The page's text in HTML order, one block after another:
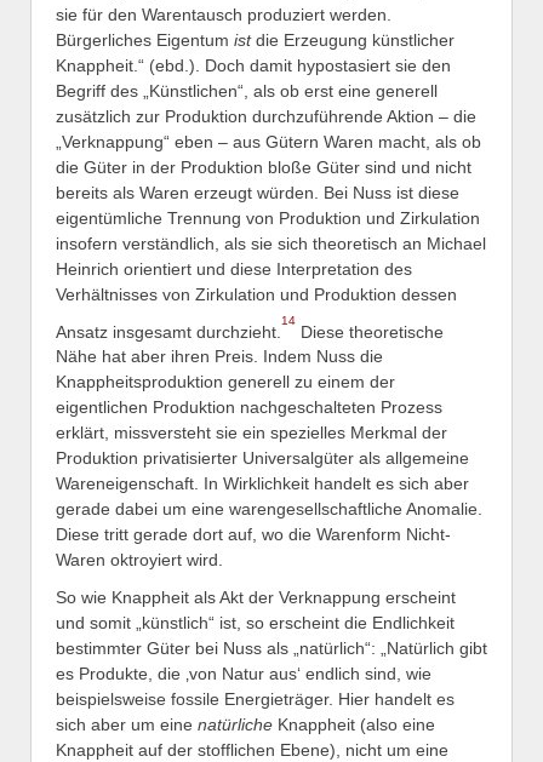
sie für den Warentausch produziert werden.
Bürgerliches Eigentum istdie Erzeugung künstlicher
Knappheit.“ (ebd.). Doch damit hypostasiert sie den
Begriff des „Künstlichen“, als ob erst eine generell
zusätzlich zur Produktion durchzuführende Aktion – die
„Verknappung“ eben – aus Gütern Waren macht, als ob
die Güter in der Produktion bloße Güter sind und nicht
bereits als Waren erzeugt würden. Bei Nuss ist diese
eigentümliche Trennung von Produktion und Zirkulation
insofern verständlich, als sie sich theoretisch an Michael
Heinrich orientiert und diese Interpretation des
Verhältnisses von Zirkulation und Produktion dessen
Ansatz insgesamt durchzieht.
14
Diese theoretische
Nähe hat aber ihren Preis. Indem Nuss die
Knappheitsproduktion generell zu einem der
eigentlichen Produktion nachgeschalteten Prozess
erklärt, missversteht sie ein spezielles Merkmal der
Produktion privatisierter Universalgüter als allgemeine
Wareneigenschaft. In Wirklichkeit handelt es sich aber
gerade dabei um eine warengesellschaftliche Anomalie.
Diese tritt gerade dort auf, wo die Warenform Nicht-
Waren oktroyiert wird.
So wie Knappheit als Akt der Verknappung erscheint
und somit „künstlich“ ist, so erscheint die Endlichkeit
bestimmter Güter bei Nuss als „natürlich“: „Natürlich gibt
es Produkte, die ‚von Natur aus‘ endlich sind, wie
beispielsweise fossile Energieträger. Hier handelt es
sich aber um eine natürliche Knappheit (also eine
Knappheit auf der stofflichen Ebene), nicht um eine